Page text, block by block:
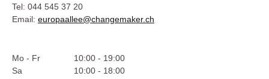
Tel: 044 545 37 20
Email: europaallee@changemaker.ch
Mo - Fr
10:00 - 19:00
Sa
10:00 - 18:00